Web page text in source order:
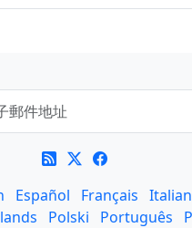
Español Français
Polski Português